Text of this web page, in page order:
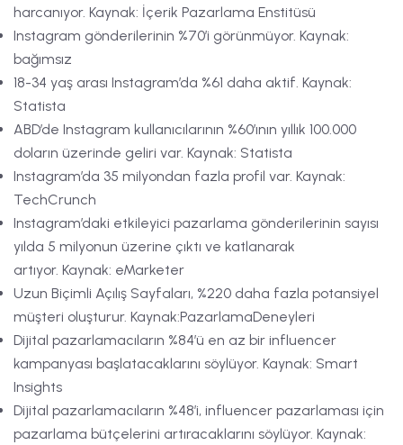
harcanıyor. Kaynak: İçerik Pazarlama Enstitüsü
Instagram gönderilerinin %70’i görünmüyor. Kaynak:
bağımsız
18-34 yaş arası Instagram’da %61 daha aktif. Kaynak:
Statista
ABD’de Instagram kullanıcılarının %60’ının yıllık 100.000
doların üzerinde geliri var. Kaynak: Statista
Instagram’da 35 milyondan fazla profil var. Kaynak:
TechCrunch
Instagram’daki etkileyici pazarlama gönderilerinin sayısı
yılda 5 milyonun üzerine çıktı ve katlanarak
artıyor. Kaynak: eMarketer
Uzun Biçimli Açılış Sayfaları, %220 daha fazla potansiyel
müşteri oluşturur. Kaynak:PazarlamaDeneyleri
Dijital pazarlamacıların %84’ü en az bir influencer
kampanyası başlatacaklarını söylüyor. Kaynak: Smart
Insights
Dijital pazarlamacıların %48’i, influencer pazarlaması için
pazarlama bütçelerini artıracaklarını söylüyor. Kaynak: